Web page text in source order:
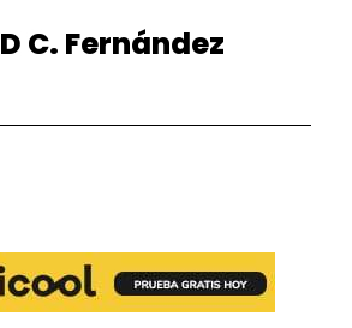
D C. Fernández